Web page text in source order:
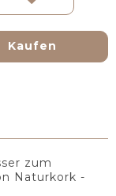
Kaufen
zum
Naturkork -